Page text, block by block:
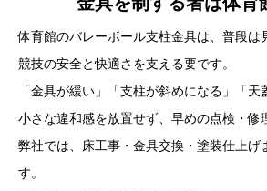
体育館のバレーボール支柱金具は、普段は
競技の安全と快適さを支える要です。
「金具が緩い」「支柱が斜めになる」「
小さな違和感を放置せず、早めの点検・修
弊社では、床工事・金具交換・塗装仕上げ
す。